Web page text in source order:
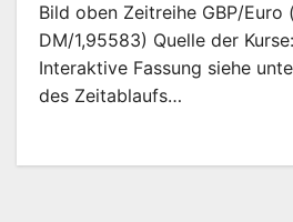
Bild oben Zeitreihe GBP/Euro
DM/1,95583) Quelle der
Interaktive Fassung siehe
des Zeitablaufs…